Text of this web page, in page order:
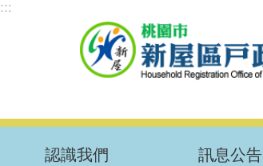
跳到主要內容區塊
:::
認識我們 訊息公告